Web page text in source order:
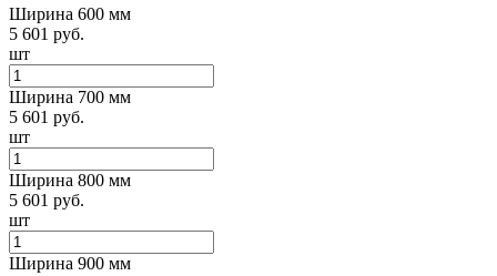
Ширина 600 мм
5 601 руб.
шт
Ширина 700 мм
5 601 руб.
шт
Ширина 800 мм
5 601 руб.
шт
Ширина 900 мм